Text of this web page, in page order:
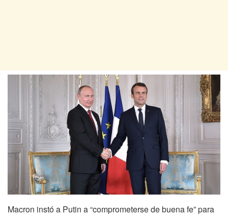
Macron instó a Putin a “comprometerse de buena fe” para